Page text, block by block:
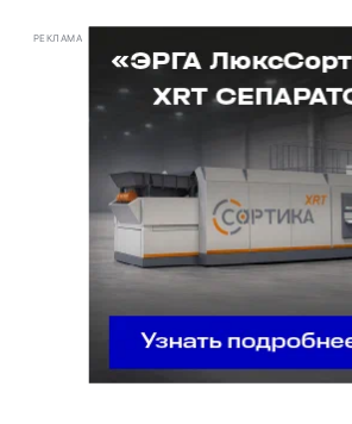
РЕКЛАМА